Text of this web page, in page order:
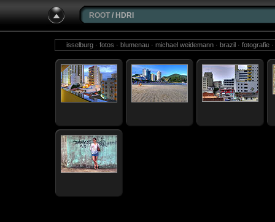
ROOT / HDRI
isselburg · fotos · blumenau · michael weidemann · brazil · fotografie